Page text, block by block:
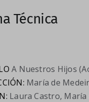
Técnica
A Nuestros Hijos
María de
Laura Castro,